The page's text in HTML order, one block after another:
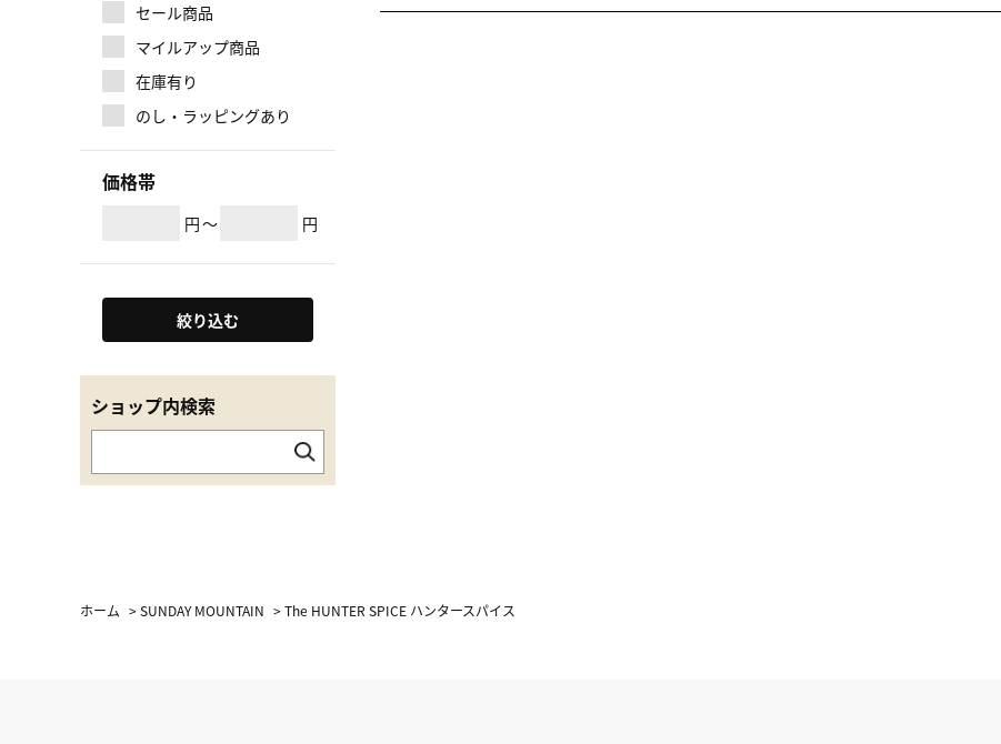
マイルアップ商品
セール商品
在庫有り
のし・ラッピングあり
価格帯
円～ 円
絞り込む
ショップ内検索
ホーム >SUNDAY MOUNTAIN >The HUNTER SPICE ハンタースパイス